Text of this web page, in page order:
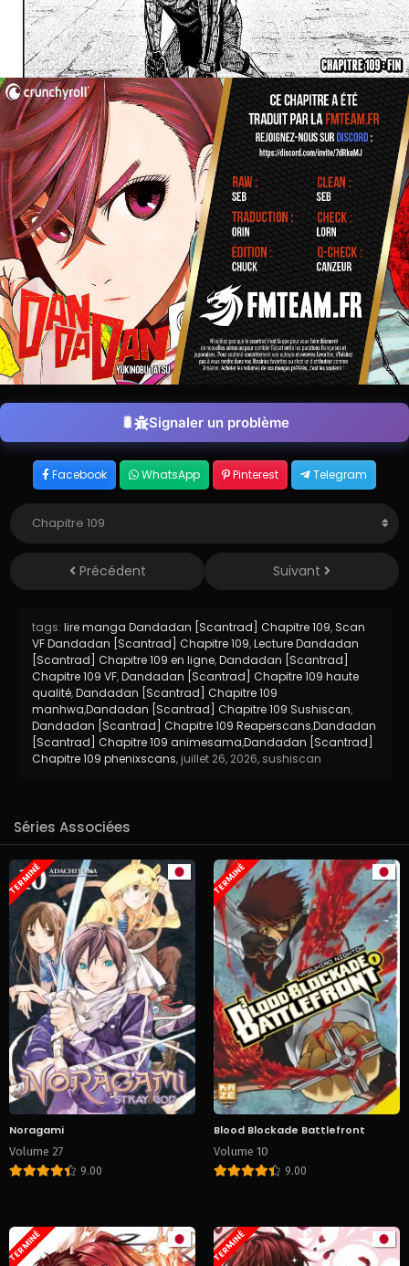
Signaler un problème
Facebook WhatsApp Pinterest Telegram
Précédent Suivant
tags: lire manga Dandadan [Scantrad] Chapitre 109, Scan
VF Dandadan [Scantrad] Chapitre 109,Lecture Dandadan
[Scantrad] Chapitre 109 en ligne,Dandadan [Scantrad]
Chapitre 109 VF,Dandadan [Scantrad] Chapitre 109 haute
qualité,Dandadan [Scantrad] Chapitre 109
manhwa,Dandadan [Scantrad] Chapitre 109 Sushiscan,
Dandadan [Scantrad] Chapitre 109 Reaperscans,Dandadan
[Scantrad] Chapitre 109 animesama,Dandadan [Scantrad]
Chapitre 109 phenixscans, juillet 26, 2026, sushiscan
Séries Associées
TERMINÉ
Noragami
Volume 27
9.00
TERMINÉ
Blood Blockade Battlefront
Volume 10
9.00
TERMINÉ TERMINÉ